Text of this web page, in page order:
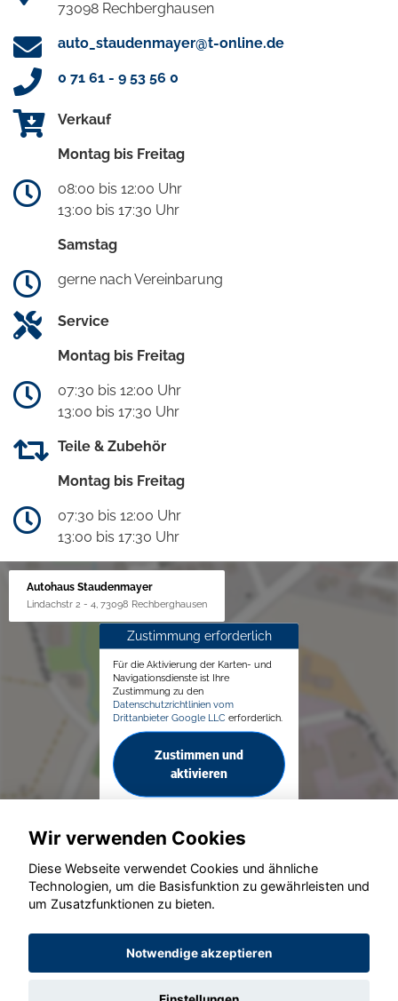
73098 Rechberghausen
auto_staudenmayer@t-online.de
0 71 61 - 9 53 56 0
Verkauf
Montag bis Freitag
08:00 bis 12:00 Uhr
13:00 bis 17:30 Uhr
Samstag
gerne nach Vereinbarung
Service
Montag bis Freitag
07:30 bis 12:00 Uhr
13:00 bis 17:30 Uhr
Teile & Zubehör
Montag bis Freitag
07:30 bis 12:00 Uhr
13:00 bis 17:30 Uhr
Autohaus Staudenmayer
Lindachstr 2 - 4, 73098 Rechberghausen
Zustimmung erforderlich
Für die Aktivierung der Karten- und
Navigationsdienste ist Ihre
Zustimmung zu den
Datenschutzrichtlinien vom
Drittanbieter Google LLC erforderlich.
Zustimmen und
aktivieren
© konjunkturmotor.de GmbH 2020 - 2026
Wir verwenden Cookies
Diese Webseite verwendet Cookies und ähnliche
Technologien, um die Basisfunktion zu gewährleisten und
um Zusatzfunktionen zu bieten.
Notwendige akzeptieren